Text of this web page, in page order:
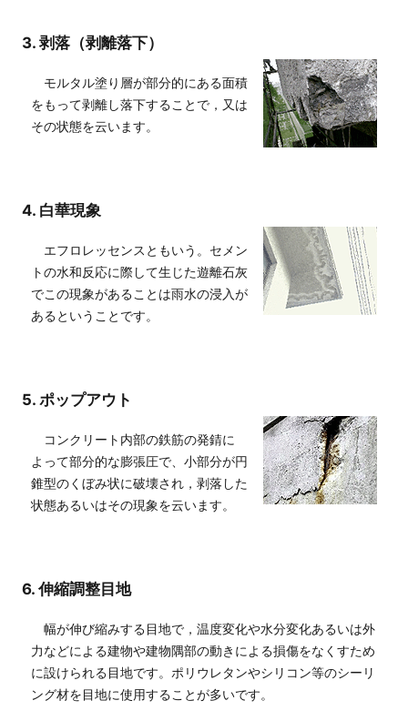
3. 剥落（剥離落下）
モルタル塗り層が部分的にある面積
をもって剥離し落下することで，又は
その状態を云います。
4. 白華現象
エフロレッセンスともいう。セメン
トの水和反応に際して生じた遊離石灰
でこの現象があることは雨水の浸入が
あるということです。
5. ポップアウト
コンクリート内部の鉄筋の発錆に
よって部分的な膨張圧で、小部分が円
錐型のくぼみ状に破壊され，剥落した
状態あるいはその現象を云います。
6. 伸縮調整目地
幅が伸び縮みする目地で，温度変化や水分変化あるいは外
力などによる建物や建物隅部の動きによる損傷をなくすため
に設けられる目地です。ポリウレタンやシリコン等のシーリ
ング材を目地に使用することが多いです。